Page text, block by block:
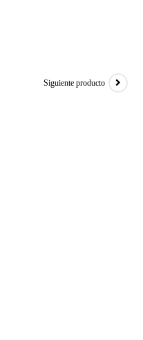
Siguiente producto